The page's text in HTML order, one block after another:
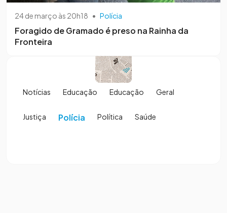
24 de março às 20h18 • Polícia
Foragido de Gramado é preso na Rainha da
Fronteira
Notícias Educação Educação Geral
Justiça Polícia Política Saúde